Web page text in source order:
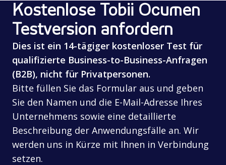
Kostenlose Tobii Ocumen
Testversion anfordern
Dies ist ein 14-tägiger kostenloser Test für
qualifizierte Business-to-Business-Anfragen
(B2B), nicht für Privatpersonen.
Bitte füllen Sie das Formular aus und geben
Sie den Namen und die E-Mail-Adresse Ihres
Unternehmens sowie eine detaillierte
Beschreibung der Anwendungsfälle an. Wir
werden uns in Kürze mit Ihnen in Verbindung
setzen.